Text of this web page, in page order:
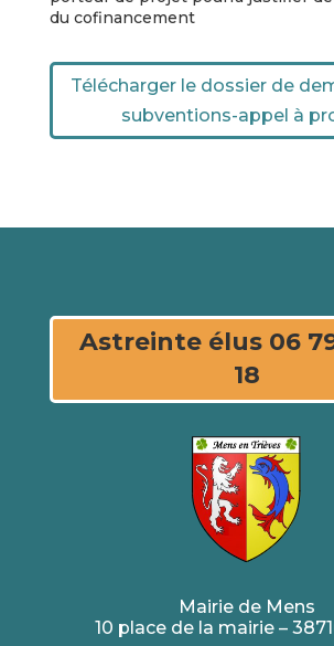
du cofinancement
Télécharger le dossier de
subventions-appel à
Astreinte élus 06
18
Mairie de Mens
10 place de la mairie –